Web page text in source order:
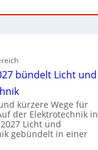
bündelt Licht und
kürzere Wege für
der Elektrotechnik in
Licht und
gebündelt in einer